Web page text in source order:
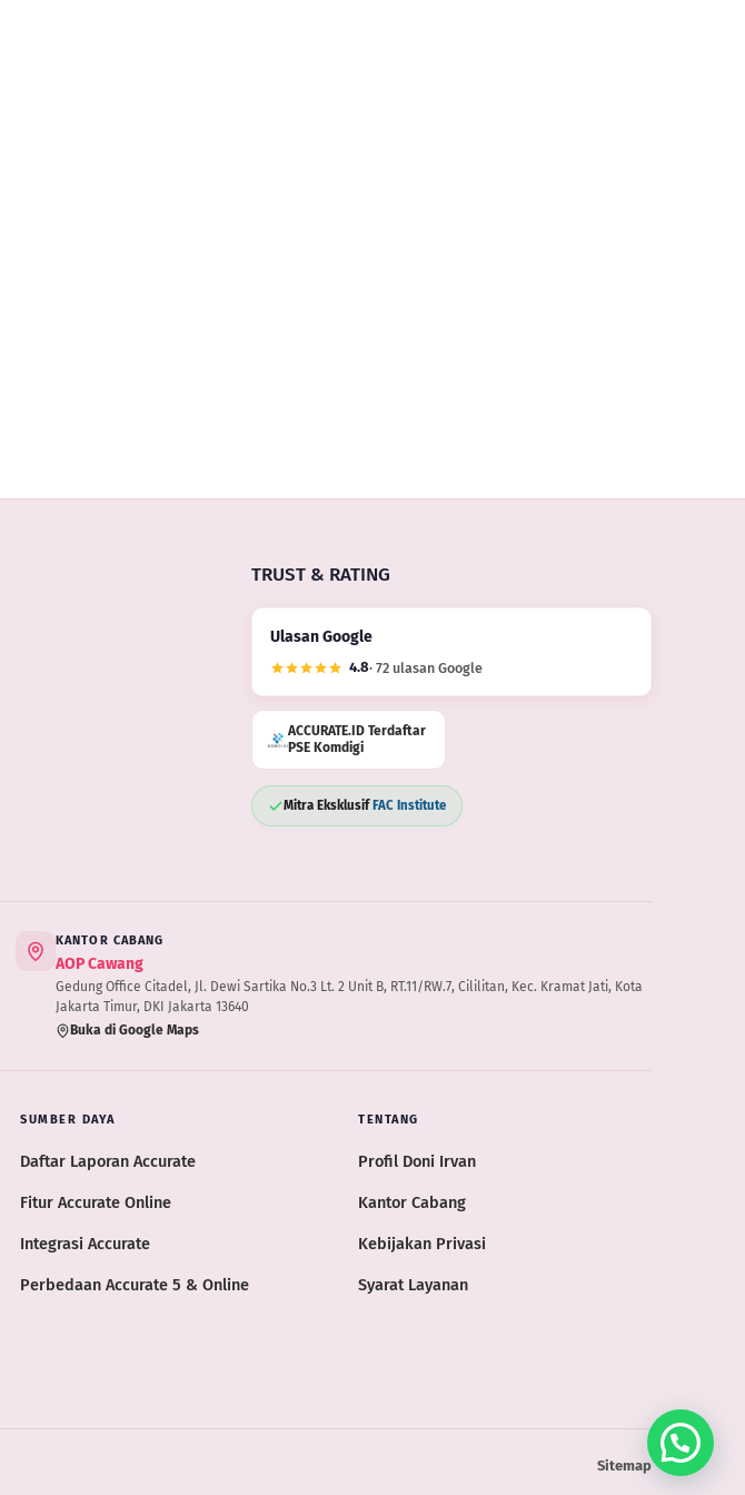
TRUST & RATING
Ulasan Google
4.8· 72 ulasan Google
ACCURATE.ID Terdaftar
PSE Komdigi
Mitra Eksklusif FAC Institute
KANTOR CABANG
AOP Cawang
Gedung Office Citadel, Jl. Dewi Sartika No.3 Lt. 2 Unit B, RT.11/RW.7, Cililitan, Kec. Kramat Jati, Kota
Jakarta Timur, DKI Jakarta 13640
Buka di Google Maps
SUMBER DAYA
Daftar Laporan Accurate
Fitur Accurate Online
Integrasi Accurate
Perbedaan Accurate 5 & Online
TENTANG
Profil Doni Irvan
Kantor Cabang
Kebijakan Privasi
Syarat Layanan
Sitemap